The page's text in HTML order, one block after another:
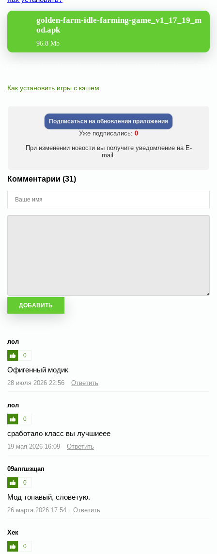
golden-farm-idle-farming-game_v1_17_19_m
od.apk
96.8 Mb
Как установить игры с кэшем
Подписаться на обновления приложения
Уже подписались: 0
При изменении новости вы получите уведомление на E-
mail.
Комментарии (31)
лол
0
Офигенный модик
28 июля 2026 22:56 Ответить
лол
0
сработало класс вы лучшиеее
19 мая 2026 16:09 Ответить
09апгшзщап
0
Мод топавый, словетую.
26 марта 2026 17:54 Ответить
Хек
0